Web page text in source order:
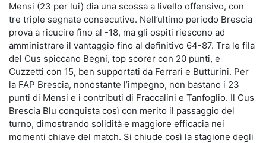
Mensi (23 per lui) dia una scossa a livello offensivo, con
tre triple segnate consecutive. Nell’ultimo periodo Brescia
prova a ricucire fino al -18, ma gli ospiti riescono ad
amministrare il vantaggio fino al definitivo 64-87. Tra le fila
del Cus spiccano Begni, top scorer con 20 punti, e
Cuzzetti con 15, ben supportati da Ferrari e Butturini. Per
la FAP Brescia, nonostante l’impegno, non bastano i 23
punti di Mensi e i contributi di Fraccalini e Tanfoglio. Il Cus
Brescia Blu conquista così con merito il passaggio del
turno, dimostrando solidità e maggiore efficacia nei
momenti chiave del match. Si chiude così la stagione degli